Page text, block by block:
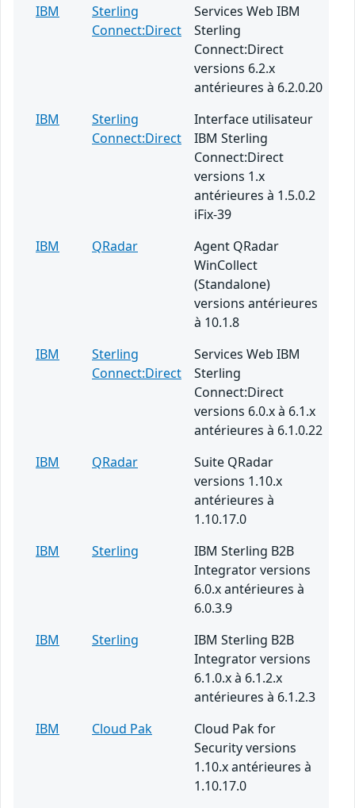
IBM
Sterling
Connect:Direct
Services Web IBM
Sterling
Connect:Direct
versions 6.2.x
antérieures à 6.2.0.20
IBM
Sterling
Connect:Direct
Interface utilisateur
IBM Sterling
Connect:Direct
versions 1.x
antérieures à 1.5.0.2
iFix-39
IBM
QRadar
Agent QRadar
WinCollect
(Standalone)
versions antérieures
à 10.1.8
IBM
Sterling
Connect:Direct
Services Web IBM
Sterling
Connect:Direct
versions 6.0.x à 6.1.x
antérieures à 6.1.0.22
IBM
QRadar
Suite QRadar
versions 1.10.x
antérieures à
1.10.17.0
IBM
Sterling
IBM Sterling B2B
Integrator versions
6.0.x antérieures à
6.0.3.9
IBM
Sterling
IBM Sterling B2B
Integrator versions
6.1.0.x à 6.1.2.x
antérieures à 6.1.2.3
IBM
Cloud Pak
Cloud Pak for
Security versions
1.10.x antérieures à
1.10.17.0